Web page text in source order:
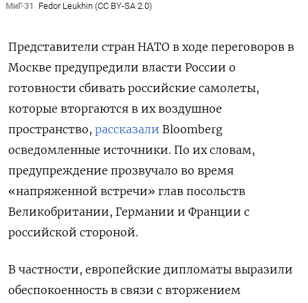
МиГ-31 Fedor Leukhin (CC BY-SA 2.0)
Представители стран НАТО в ходе переговоров в
Москве предупредили власти России о
готовности сбивать российские самолеты,
которые вторгаются в их воздушное
пространство, рассказали Bloomberg
осведомленные источники. По их словам,
предупреждение прозвучало во время
«напряженной встречи» глав посольств
Великобритании, Германии и Франции с
российской стороной.
В частности, европейские дипломаты выразили
обеспокоенность в связи с вторжением